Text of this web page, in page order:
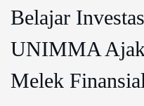
Belajar
UNIMMA Ajak
Melek Finansial